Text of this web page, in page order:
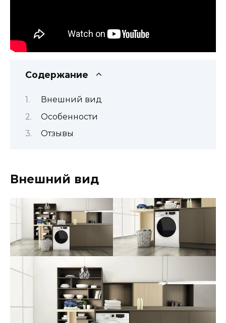
Содержание
Внешний вид
Особенности
Отзывы
Внешний вид